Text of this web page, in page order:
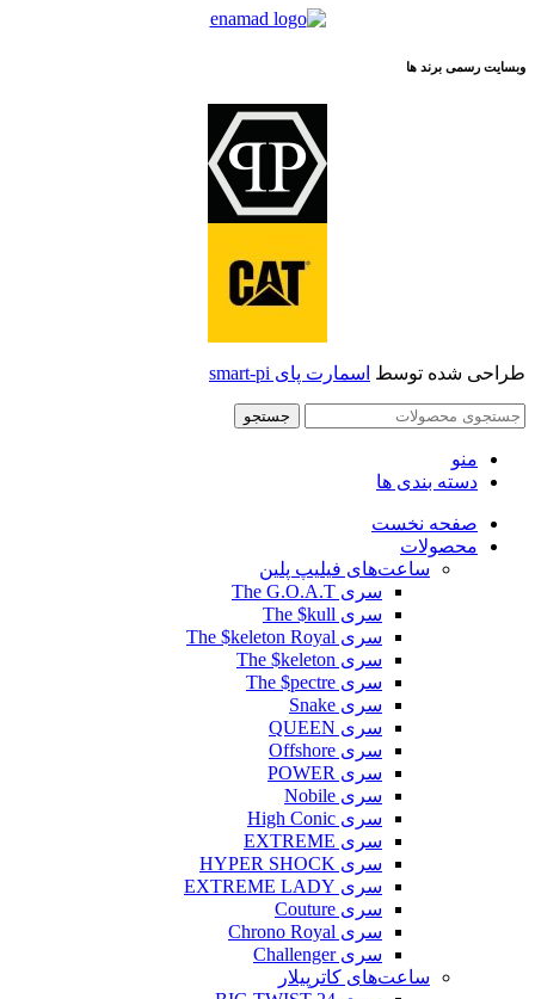
وبسایت رسمی برند ها
طراحی شده توسط اسمارت پای smart-pi
جستجو
منو
دسته بندی ها
صفحه نخست
محصولات
ساعت‌های فیلیپ پلین
سری The G.O.A.T
سری The $kull
سری The $keleton Royal
سری The $keleton
سری The $pectre
سری Snake
سری QUEEN
سری Offshore
سری POWER
سری Nobile
سری High Conic
سری EXTREME
سری HYPER SHOCK
سری EXTREME LADY
سری Couture
سری Chrono Royal
سری Challenger
ساعت‌های کاترپیلار